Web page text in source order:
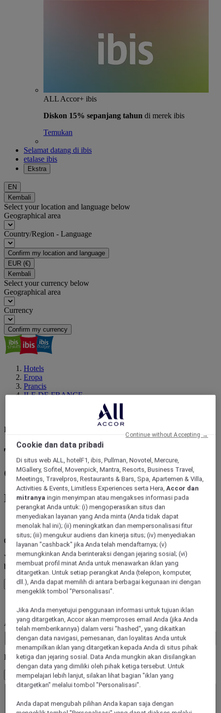
ALL Accor+ ibis
Diskon 15% sepanjang tahun di merek ibis
Temukan
Selamat datang di ibis
etalase ibis
Ekstra
EN
Kembali
Select your location and language below
Geographical area
Country/Region - Language
Confirm my location and language
EUR (€)
Kembali
Select your currency below
Geographical area
Currency
Confirm my currency
Hotels
Eropa
Prancis
ILE DE FRANCE
Destinasi Anda berikutnya
Temukan hotel yang dekat
dengan Orly, PARIS
Pesan hotel dari 45+ Merek Hotel Accor
kesalahan
Core booking engine
You’ll be redirected to Accor website to view available hotels and
book your stay
Tutup jendela
kesalahan
Anda pergi ke mana saja?
Booking Dates
Kamar & Tamu
1 Kamar - 1 Tamu
Kamar 1
Dewasa
Cookie dan data pribadi
Di situs web ALL, hotelF1, ibis, Pullman, Novotel, Mercure,
MGallery, Sofitel, Movenpick, Mantra, Resorts, Business Travel,
Meetings, Travelpros, Restaurants & Bars, Spa, Apartemen & Villa,
Activities & Events, Limitless Experiences serta Hera,Accor dan
mitranya ingin menyimpan atau mengakses informasi pada
perangkat Anda untuk: (i) mengoperasikan situs dan
menyediakan layanan yang Anda minta (Anda tidak dapat
menolak hal ini); (ii) meningkatkan dan mempersonalisasi fitur
situs; (iii) mengukur audiens dan kinerja situs; (iv) menyediakan
layanan "cashback" jika Anda telah mendaftarnya; (v)
memungkinkan Anda berinteraksi dengan jejaring sosial; (vi)
membuat profil minat Anda untuk menawarkan iklan yang
ditargetkan. Untuk setiap perangkat Anda (telepon, komputer,
dll.), Anda dapat memilih di antara berbagai kegunaan ini dengan
mengeklik tombol "Personalisasi".
Jika Anda menyetujui penggunaan informasi untuk tujuan iklan
yang ditargetkan, Accor akan memproses email Anda (jika Anda
telah memberikannya) dalam versi "hashed", yang dikaitkan
dengan data navigasi, pemesanan, dan loyalitas Anda untuk
menampilkan iklan yang ditargetkan kepada Anda di situs pihak
ketiga dan jejaring sosial. Data Anda mungkin akan disilangkan
dengan data yang dimiliki oleh pihak ketiga tersebut. Untuk
mempelajari lebih lanjut, silakan lihat bagian "iklan yang
ditargetkan" melalui tombol "Personalisasi".
Anda dapat mengubah pilihan Anda kapan saja dengan
Continue without Accepting →